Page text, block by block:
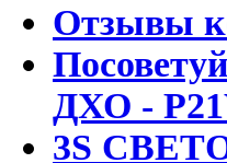
Отзывы
ДХО -
3S